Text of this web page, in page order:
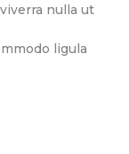
nulla ut
ligula